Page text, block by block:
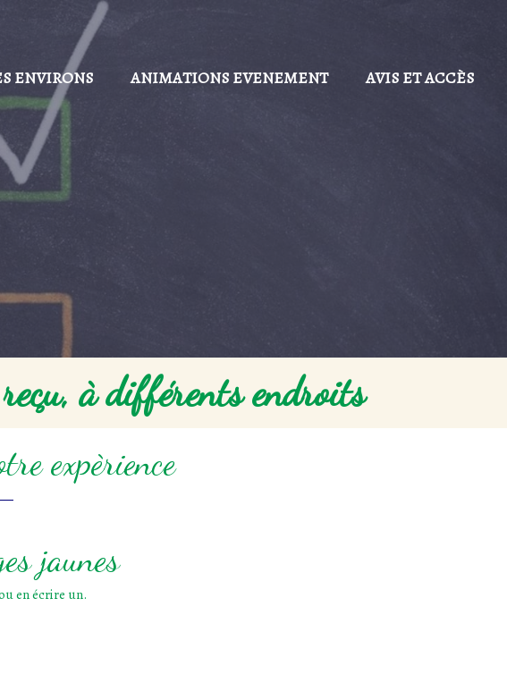
ENVIRONS ANIMATIONS EVENEMENT AVIS ET ACCÈS
à différents endroits
expèrience
jaunes
en écrire un.